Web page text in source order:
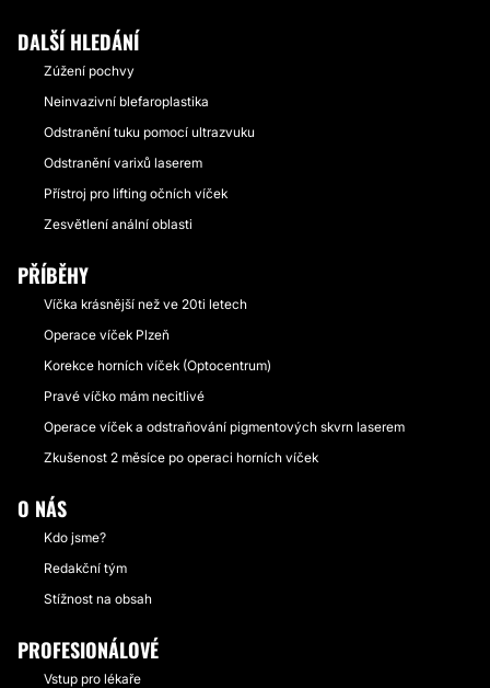
DALŠÍ HLEDÁNÍ
Zúžení pochvy
Neinvazivní blefaroplastika
Odstranění tuku pomocí ultrazvuku
Odstranění varixů laserem
Přístroj pro lifting očních víček
Zesvětlení anální oblasti
PŘÍBĚHY
Víčka krásnější než ve 20ti letech
Operace víček Plzeň
Korekce horních víček (Optocentrum)
Pravé víčko mám necitlivé
Operace víček a odstraňování pigmentových skvrn laserem
Zkušenost 2 měsíce po operaci horních víček
O NÁS
Kdo jsme?
Redakční tým
Stížnost na obsah
PROFESIONÁLOVÉ
Vstup pro lékaře